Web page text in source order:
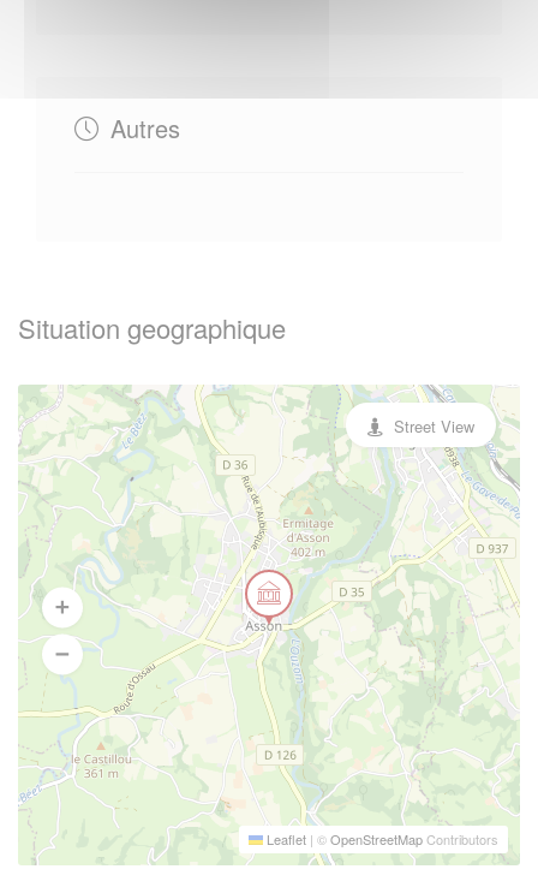
Autres
Situation geographique
Leaflet | ©OpenStreetMapContributors
Street View